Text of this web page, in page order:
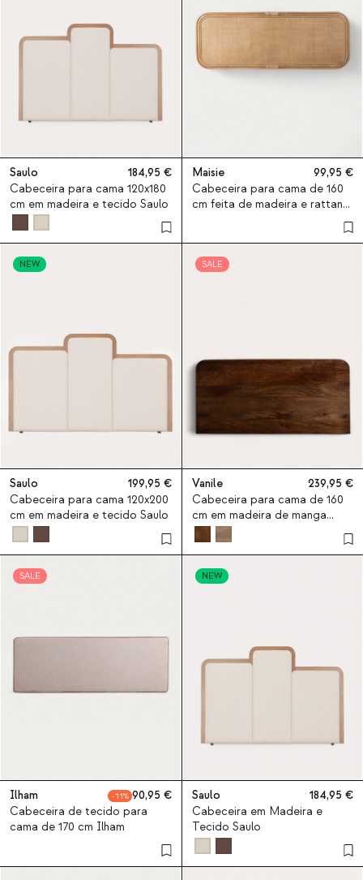
Saulo
184,95
Cabeceira para cama 120x180
cm em madeira e tecido Saulo
Maisie
99,95
Cabeceira para cama de 160
cm feita de madeira e rattan
NEW
Saulo
199,95
Cabeceira para cama 120x200
cm em madeira e tecido Saulo
SALE
Vanile
239,95
Cabeceira para cama de 160
cm em madeira de manga
Vanile
SALE
Ilham 11
90,95
Cabeceira de tecido para
cama de 170 cm Ilham
NEW
Saulo
184,95
Cabeceira em Madeira e
Tecido Saulo